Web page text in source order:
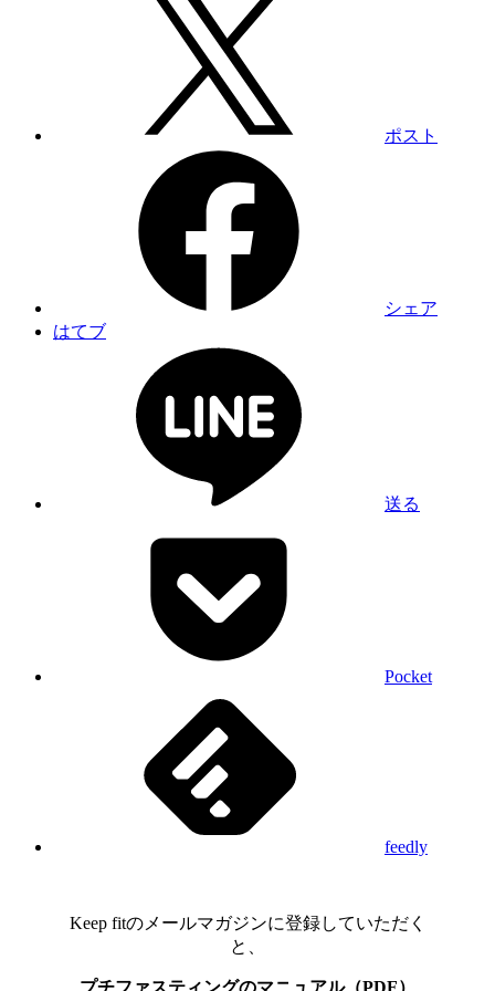
ポスト
シェア
はてブ
送る
Pocket
feedly
Keep fitのメールマガジンに登録していただく
と、
プチファスティングのマニュアル（PDF）